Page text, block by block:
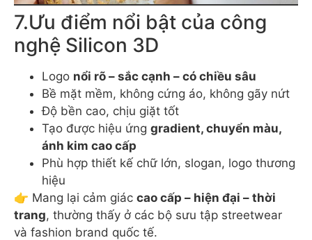
7.Ưu điểm nổi bật của công
nghệ Silicon 3D
Logo nổi rõ – sắc cạnh – có chiều sâu
Bề mặt mềm, không cứng áo, không gãy nứt
Độ bền cao, chịu giặt tốt
Tạo được hiệu ứng gradient, chuyển màu,
ánh kim cao cấp
Phù hợp thiết kế chữ lớn, slogan, logo thương
hiệu
👉 Mang lại cảm giác cao cấp – hiện đại – thời
trang, thường thấy ở các bộ sưu tập streetwear
và fashion brand quốc tế.